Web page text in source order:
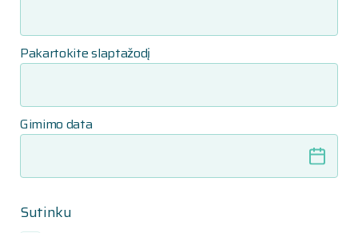
Pakartokite slaptažodį
Gimimo data
Sutinku